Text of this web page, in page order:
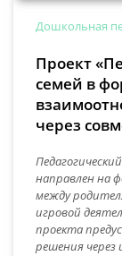
Дошкольная
Проект
семей в
через
направлен на
между
игровой
проекта
решения через